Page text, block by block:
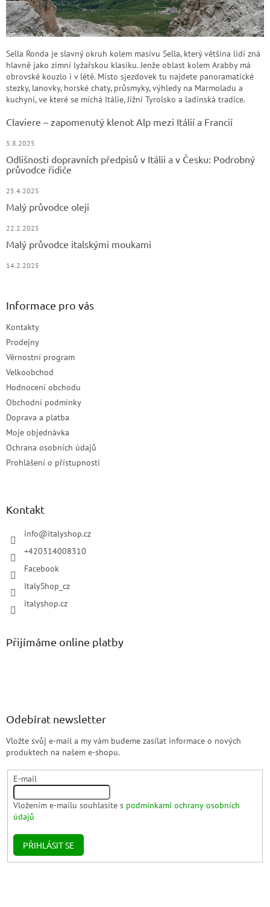
Sella Ronda je slavný okruh kolem masivu Sella, který většina lidí zná
hlavně jako zimní lyžařskou klasiku. Jenže oblast kolem Arabby má
obrovské kouzlo i v létě. Místo sjezdovek tu najdete panoramatické
stezky, lanovky, horské chaty, průsmyky, výhledy na Marmoladu a
kuchyni, ve které se míchá Itálie, Jižní Tyrolsko a ladinská tradice.
Claviere – zapomenutý klenot Alp mezi Itálií a Francií
5.8.2025
Odlišnosti dopravních předpisů v Itálii a v Česku: Podrobný
průvodce řidiče
25.4.2025
Malý průvodce oleji
22.2.2025
Malý průvodce italskými moukami
14.2.2025
Informace pro vás
Kontakty
Prodejny
Věrnostní program
Velkoobchod
Hodnocení obchodu
Obchodní podmínky
Doprava a platba
Moje objednávka
Ochrana osobních údajů
Prohlášení o přístupnosti
Kontakt
info@italyshop.cz
+420314008310
Facebook
ItalyShop_cz
italyshop.cz
Přijímáme online platby
Odebírat newsletter
Vložte svůj e-mail a my vám budeme zasílat informace o nových
produktech na našem e-shopu.
E-mail
Vložením e-mailu souhlasíte s podmínkami ochrany osobních
údajů
PŘIHLÁSIT SE